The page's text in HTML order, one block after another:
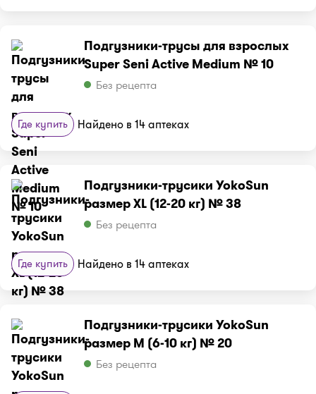
Подгузники-трусы для взрослых
Super Seni Active Medium № 10
Без рецепта
Где купить Найдено в 14 аптеках
Подгузники-трусики YokoSun
размер XL (12-20 кг) № 38
Без рецепта
Где купить Найдено в 14 аптеках
Подгузники-трусики YokoSun
размер M (6-10 кг) № 20
Без рецепта